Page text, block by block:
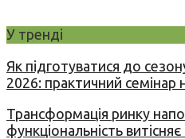
У тренді
Як підготуватися до
2026: практичний семінар
Трансформація ринку
функціональність